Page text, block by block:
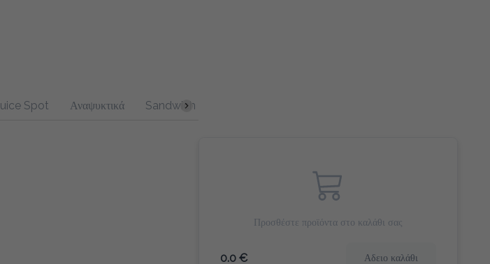
Spot Αναψυκτικά Sandwich Αλμυρά Snacks
Προσθέστε προϊόντα στο καλάθι σας
0.0 € Αδειο καλάθι